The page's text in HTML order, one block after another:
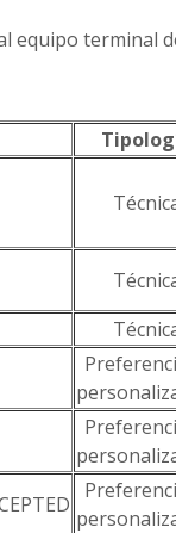
equipo terminal